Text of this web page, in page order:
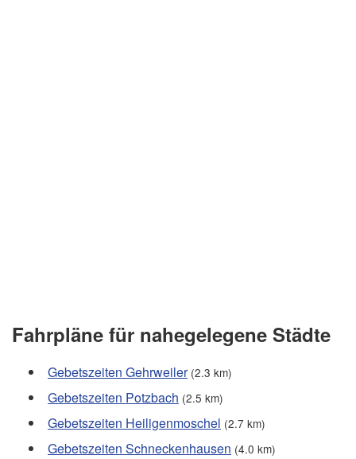
Fahrpläne für nahegelegene Städte
Gebetszeiten Gehrweiler (2.3 km)
Gebetszeiten Potzbach (2.5 km)
Gebetszeiten Heiligenmoschel (2.7 km)
Gebetszeiten Schneckenhausen (4.0 km)